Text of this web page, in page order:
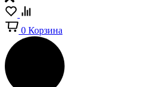
0 Корзина